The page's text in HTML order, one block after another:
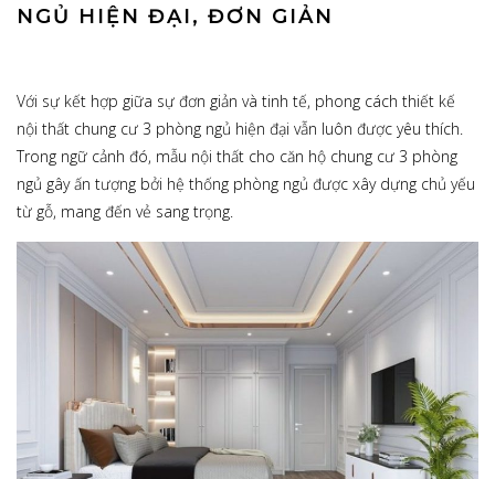
NGỦ HIỆN ĐẠI, ĐƠN GIẢN
Với sự kết hợp giữa sự đơn giản và tinh tế, phong cách thiết kế
nội thất chung cư 3 phòng ngủ hiện đại vẫn luôn được yêu thích.
Trong ngữ cảnh đó, mẫu nội thất cho căn hộ chung cư 3 phòng
ngủ gây ấn tượng bởi hệ thống phòng ngủ được xây dựng chủ yếu
từ gỗ, mang đến vẻ sang trọng.